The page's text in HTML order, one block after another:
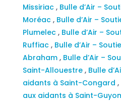
Missiriac , Bulle d’Air –
Moréac , Bulle d’Air –
Plumelec , Bulle d’Air –
Ruffiac , Bulle d’Air –
Abraham , Bulle d’Air –
Saint-Allouestre , Bulle
aidants à Saint-Congard ,
aux aidants à Saint-